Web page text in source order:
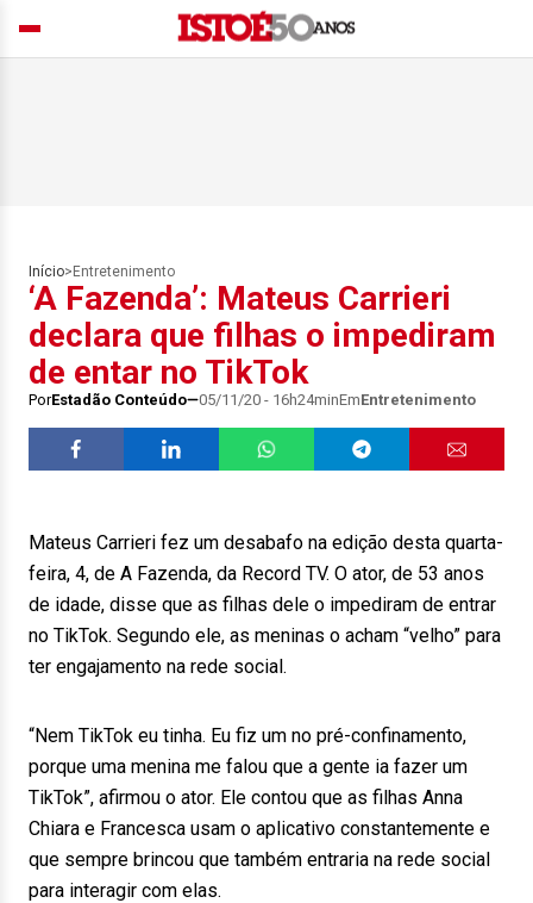
Início> Entretenimento
‘A Fazenda’: Mateus Carrieri
declara que filhas o impediram
de entar no TikTok
PorEstadão Conteúdo 05/11/20 - 16h24minEmEntretenimento
Mateus Carrieri fez um desabafo na edição desta quarta-
feira, 4, de A Fazenda, da Record TV. O ator, de 53 anos
de idade, disse que as filhas dele o impediram de entrar
no TikTok. Segundo ele, as meninas o acham “velho” para
ter engajamento na rede social.
“Nem TikTok eu tinha. Eu fiz um no pré-confinamento,
porque uma menina me falou que a gente ia fazer um
TikTok”, afirmou o ator. Ele contou que as filhas Anna
Chiara e Francesca usam o aplicativo constantemente e
que sempre brincou que também entraria na rede social
para interagir com elas.